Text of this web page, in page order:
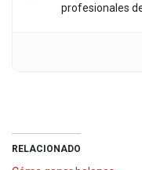
profesionales
RELACIONADO